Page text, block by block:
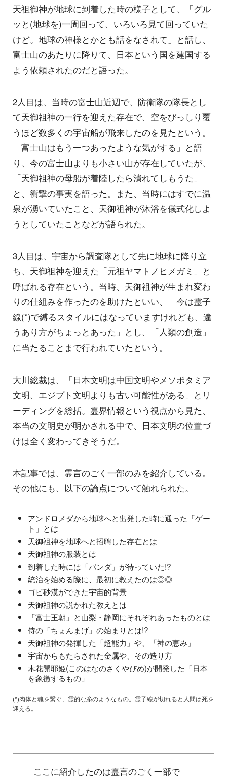
天祖御神が地球に到着した時の様子として、「グル
ッと(地球を)一周回って、いろいろ見て回っていた
けど。地球の神様とかとも話をなされて」と話し、
富士山のあたりに降りて、日本という国を建国する
よう依頼されたのだと語った。
2人目は、当時の富士山近辺で、防衛隊の隊長とし
て天御祖神の一行を迎えた存在で、空をびっしり覆
うほど数多くの宇宙船が飛来したのを見たという。
「富士山はもう一つあったような気がする」と語
り、今の富士山よりも小さい山が存在していたが、
「天御祖神の母船が着陸したら潰れてしもうた」
と、衝撃の事実を語った。また、当時にはすでに温
泉が湧いていたこと、天御祖神が沐浴を儀式化しよ
うとしていたことなどが語られた。
3人目は、宇宙から調査隊として先に地球に降り立
ち、天御祖神を迎えた「元祖ヤマトノヒメガミ」と
呼ばれる存在という。当時、天御祖神が生まれ変わ
りの仕組みを作ったのを助けたといい、「今は霊子
線(*)で縛るスタイルにはなっていますけれども、違
うあり方がちょっとあった」とし、「人類の創造」
に当たることまで行われていたという。
大川総裁は、「日本文明は中国文明やメソポタミア
文明、エジプト文明よりも古い可能性がある」とリ
ーディングを総括。霊界情報という視点から見た、
本当の文明史が明かされる中で、日本文明の位置づ
けは全く変わってきそうだ。
本記事では、霊言のごく一部のみを紹介している。
その他にも、以下の論点について触れられた。
アンドロメダから地球へと出発した時に通った「ゲー
ト」とは
天御祖神を地球へと招聘した存在とは
天御祖神の服装とは
到着した時には「パンダ」が待っていた!?
統治を始める際に、最初に教えたのは◎◎
ゴビ砂漠ができた宇宙的背景
天御祖神の説かれた教えとは
「富士王朝」と山梨・静岡にそれぞれあったものとは
侍の「ちょんまげ」の始まりとは!?
天御祖神の発揮した「超能力」や、「神の恵み」
宇宙からもたらされた金属や、その造り方
木花開耶姫(このはなのさくやびめ)が開発した「日本
を象徴するもの」
(*)肉体と魂を繋ぐ、霊的な糸のようなもの。霊子線が切れると人間は死を
迎える。
ここに紹介したのは霊言のごく一部で